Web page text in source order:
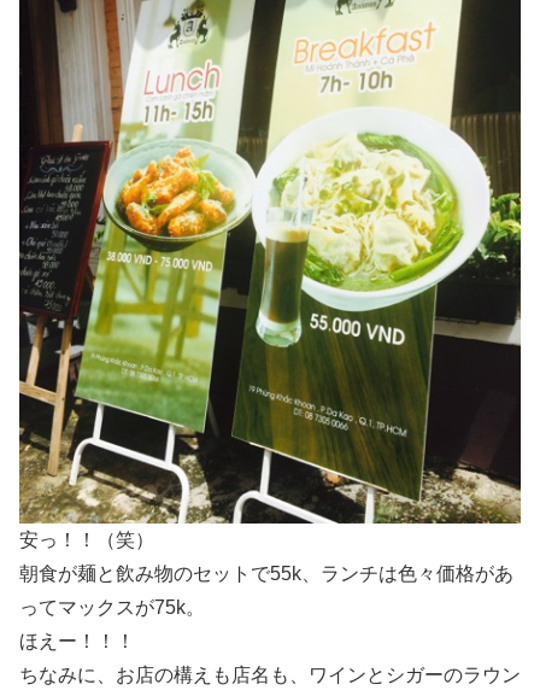
安っ！！（笑）
朝食が麺と飲み物のセットで55k、ランチは色々価格があ
ってマックスが75k。
ほえー！！！
ちなみに、お店の構えも店名も、ワインとシガーのラウン